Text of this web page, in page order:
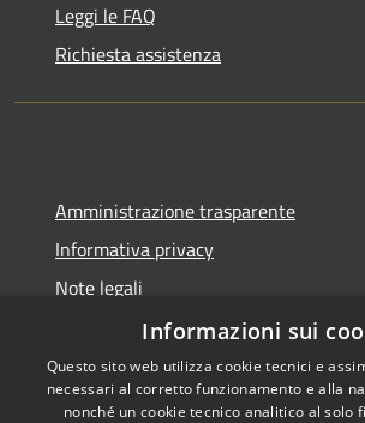
Leggi le FAQ
Richiesta assistenza
Amministrazione trasparente
Informativa privacy
Note legali
Dichiarazione di accessibilità
Informazioni sui
Questo sito web utilizza cookie tecnici e
necessari al corretto funzionamento e alla
nonché un cookie tecnico analitico al solo